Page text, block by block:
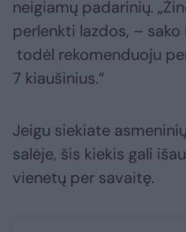
neigiamų padarinių.
perlenkti lazdos, – sako
todėl rekomenduoju
7 kiaušinius.“
Jeigu siekiate
salėje, šis kiekis gali
vienetų per savaitę.